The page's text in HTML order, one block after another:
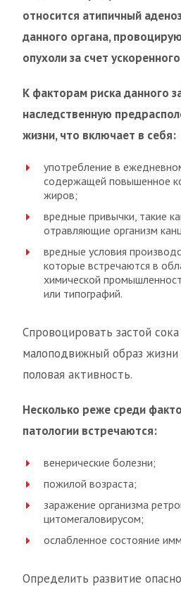
относится атипичный
данного органа,
опухоли за счет
К факторам риска данного
наследственную
жизни, что включает в себя:
употребление в
содержащей повышенное
жиров;
вредные привычки, такие
отравляющие организм
вредные условия
которые встречаются в
химической
или типографий.
Спровоцировать застой
малоподвижный образ жизни
половая активность.
Несколько реже среди
патологии встречаются:
венерические болезни;
пожилой возраста;
заражение организма
цитомегаловирусом;
ослабленное состояние
Определить развитие